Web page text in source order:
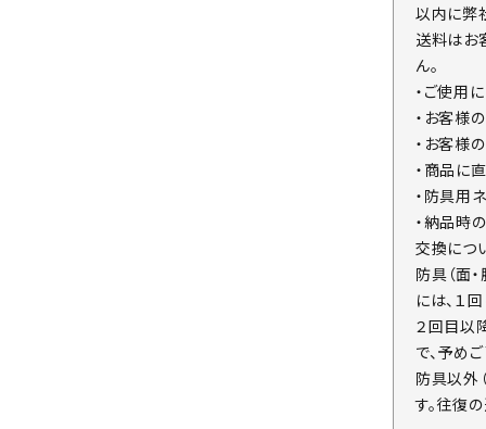
以内に弊
送料はお
ん。
・ご使用
・お客様
・お客様
・商品に
・防具用
・納品時
交換につ
防具（面
には、１
２回目以
で、予め
防具以外
す。往復